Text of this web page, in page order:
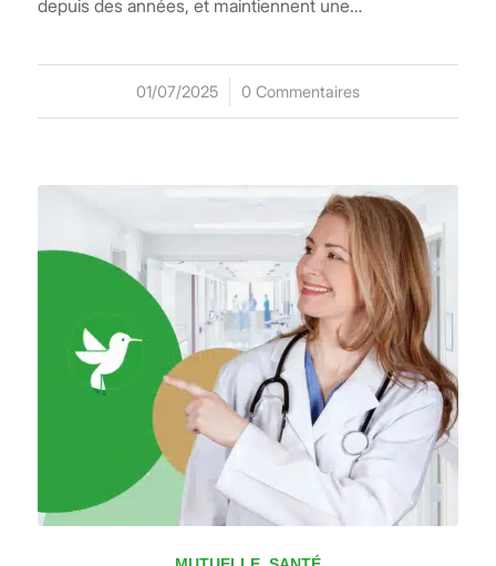
depuis des années, et maintiennent une…
01/07/2025
/ 0 Commentaires